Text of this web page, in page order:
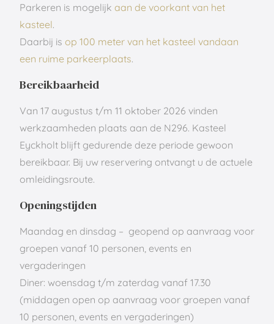
Parkeren is mogelijk aan de voorkant van het
kasteel.
Daarbij is op 100 meter van het kasteel vandaan
een ruime parkeerplaats.
Bereikbaarheid
Van 17 augustus t/m 11 oktober 2026 vinden
werkzaamheden plaats aan de N296. Kasteel
Eyckholt blijft gedurende deze periode gewoon
bereikbaar. Bij uw reservering ontvangt u de actuele
omleidingsroute.
Openingstijden
Maandag en dinsdag – geopend op aanvraag voor
groepen vanaf 10 personen, events en
vergaderingen
Diner: woensdag t/m zaterdag vanaf 17.30
(middagen open op aanvraag voor groepen vanaf
10 personen, events en vergaderingen)